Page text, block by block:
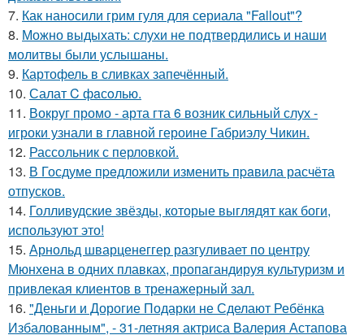
7. Как наносили грим гуля для сериала "Fallout"?
8. Можно выдыхать: слухи не подтвердились и наши
молитвы были услышаны.
9. Картофель в сливках запечённый.
10. Салат C фaсoлью.
11. Вокруг промо - арта гта 6 возник сильный слух -
игроки узнали в главной героине Габриэлу Чикин.
12. Рассольник с перловкой.
13. В Госдуме пpeдложили изменить пpaвила расчёта
отпусков.
14. Голливудские звёзды, которые выглядят как боги,
используют это!
15. Арнольд шварценеггер разгуливает по центру
Мюнхена в одних плавках, пропагандируя культуризм и
привлекая клиентов в тренажерный зал.
16. "Деньги и Дорогие Подарки не Сделают Ребёнка
Избалованным", - 31-летняя актриса Валерия Астапова